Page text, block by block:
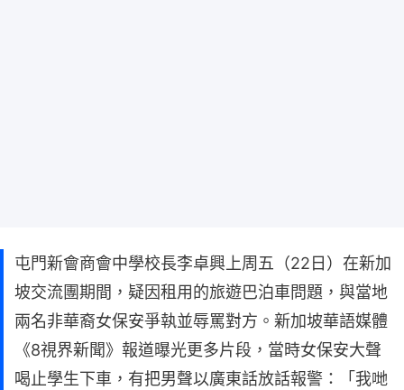
屯門新會商會中學校長李卓興上周五（22日）在新加
坡交流團期間，疑因租用的旅遊巴泊車問題，與當地
兩名非華裔女保安爭執並辱罵對方。新加坡華語媒體
《8視界新聞》報道曝光更多片段，當時女保安大聲
喝止學生下車，有把男聲以廣東話放話報警：「我哋